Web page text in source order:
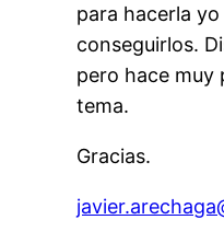
para hacerla
conseguirlos.
pero hace muy
tema.
Gracias.